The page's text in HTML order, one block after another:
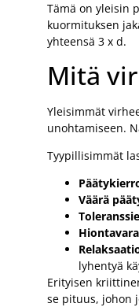
Tämä on yleisin
kuormituksen
yhteensä 3 x d.
Mitä
Yleisimmät
unohtamiseen.
Tyypillisimmät
Väärä
lyhentyä
Erityisen
se pituus, johon